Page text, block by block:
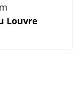
Louvre